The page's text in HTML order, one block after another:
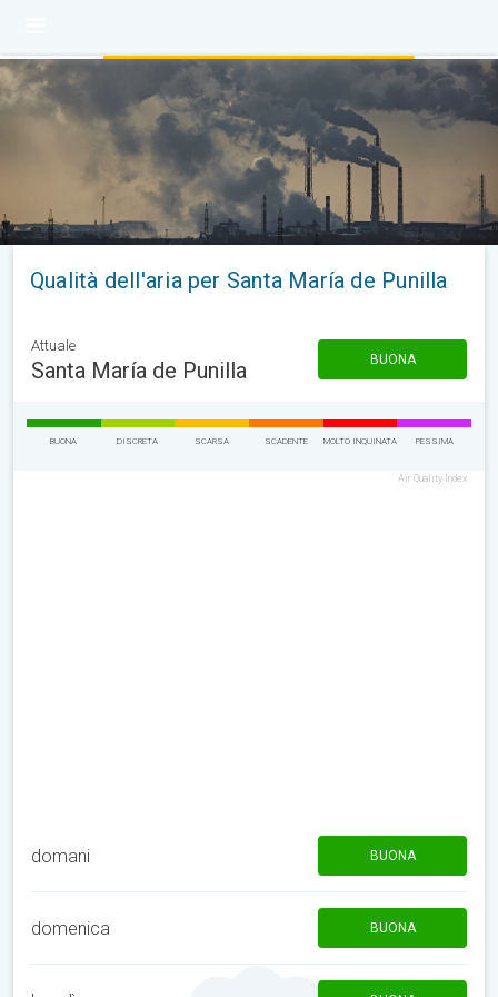
Qualità dell'aria per Santa María de Punilla
Attuale
Santa María de Punilla BUONA
BUONA DISCRETA SCARSA SCADENTE MOLTO INQUINATA PESSIMA
Air Quality Index
domani BUONA
domenica BUONA